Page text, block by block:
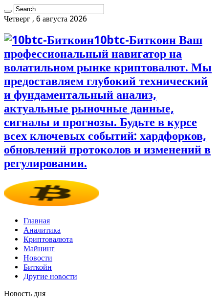
Четверг , 6 августа 2026
10btc-Биткоин Ваш
профессиональный навигатор на
волатильном рынке криптовалют. Мы
предоставляем глубокий технический
и фундаментальный анализ,
актуальные рыночные данные,
сигналы и прогнозы. Будьте в курсе
всех ключевых событий: хардфорков,
обновлений протоколов и изменений в
регулировании.
Главная
Аналитика
Криптовалюта
Майнинг
Новости
Биткойн
Другие новости
Новость дня